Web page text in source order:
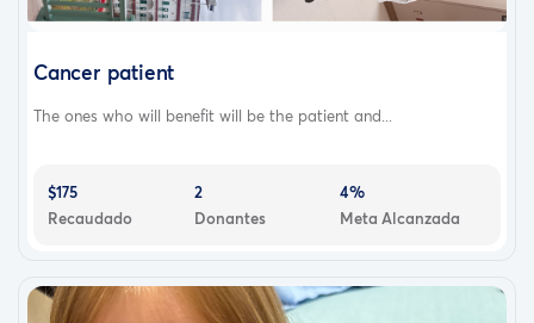
Cancer patient
The ones who will benefit will be the patient and...
$175
Recaudado
2
Donantes
4%
Meta Alcanzada